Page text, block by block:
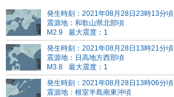
発生時刻：2021年08月28日23時13分頃
震源地：和歌山県北部頃
M2.9
最大震度：1
発生時刻：2021年08月28日13時21分頃
震源地：日高地方西部頃
M3.8
最大震度：1
発生時刻：2021年08月28日13時06分頃
震源地：根室半島南東沖頃